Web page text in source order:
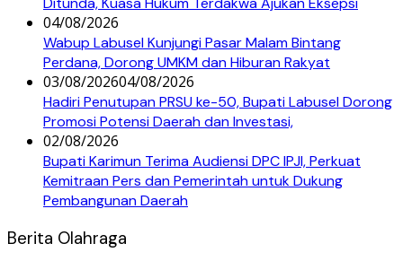
04/08/2026
Wabup Labusel Kunjungi Pasar Malam Bintang
Perdana, Dorong UMKM dan Hiburan Rakyat
03/08/202604/08/2026
Hadiri Penutupan PRSU ke-50, Bupati Labusel Dorong
Promosi Potensi Daerah dan Investasi,
02/08/2026
Bupati Karimun Terima Audiensi DPC IPJI, Perkuat
Kemitraan Pers dan Pemerintah untuk Dukung
Pembangunan Daerah
Berita Olahraga